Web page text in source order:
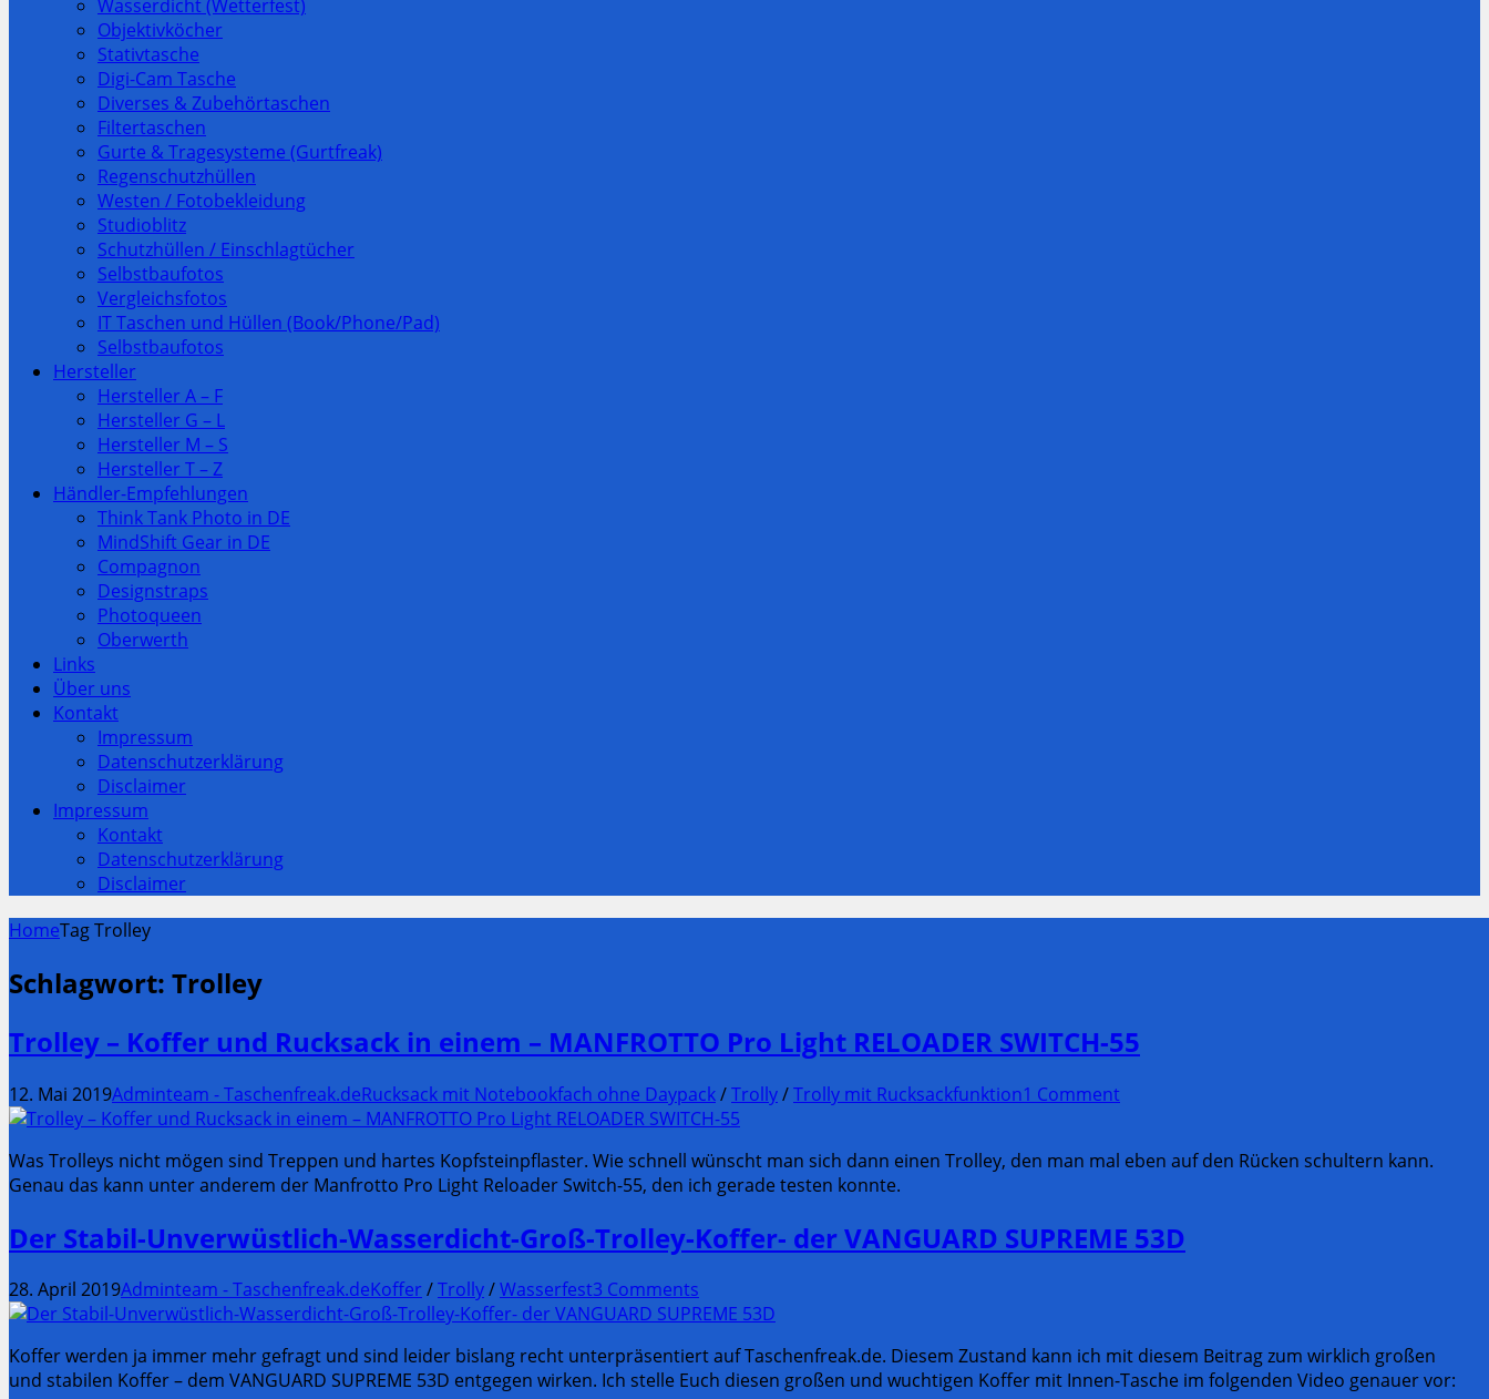
Wasserdicht (Wetterfest)
Objektivköcher
Stativtasche
Digi-Cam Tasche
Diverses & Zubehörtaschen
Filtertaschen
Gurte & Tragesysteme (Gurtfreak)
Regenschutzhüllen
Westen / Fotobekleidung
Studioblitz
Schutzhüllen / Einschlagtücher
Selbstbaufotos
Vergleichsfotos
IT Taschen und Hüllen (Book/Phone/Pad)
Selbstbaufotos
Hersteller
Hersteller A – F
Hersteller G – L
Hersteller M – S
Hersteller T – Z
Händler-Empfehlungen
Think Tank Photo in DE
MindShift Gear in DE
Compagnon
Designstraps
Photoqueen
Oberwerth
Links
Über uns
Kontakt
Impressum
Datenschutzerklärung
Disclaimer
Impressum
Kontakt
Datenschutzerklärung
Disclaimer
HomeTag Trolley
Schlagwort: Trolley
Trolley – Koffer und Rucksack in einem – MANFROTTO Pro Light RELOADER SWITCH-55
12. Mai 2019Adminteam - Taschenfreak.deRucksack mit Notebookfach ohne Daypack/Trolly/Trolly mit Rucksackfunktion1 Comment
Was Trolleys nicht mögen sind Treppen und hartes Kopfsteinpflaster. Wie schnell wünscht man sich dann einen Trolley, den man mal eben auf den Rücken schultern kann.
Genau das kann unter anderem der Manfrotto Pro Light Reloader Switch-55, den ich gerade testen konnte.
Der Stabil-Unverwüstlich-Wasserdicht-Groß-Trolley-Koffer- der VANGUARD SUPREME 53D
28. April 2019Adminteam - Taschenfreak.deKoffer /Trolly/Wasserfest3 Comments
Koffer werden ja immer mehr gefragt und sind leider bislang recht unterpräsentiert auf Taschenfreak.de. Diesem Zustand kann ich mit diesem Beitrag zum wirklich großen
und stabilen Koffer – dem VANGUARD SUPREME 53D entgegen wirken. Ich stelle Euch diesen großen und wuchtigen Koffer mit Innen-Tasche im folgenden Video genauer vor: